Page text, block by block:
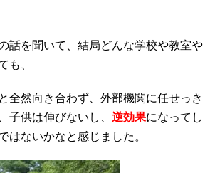
話を聞いて、結局どんな学校や教室や
も、
全然向き合わず、外部機関に任せっき
子供は伸びないし、 逆効果になってし
はないかなと感じました。